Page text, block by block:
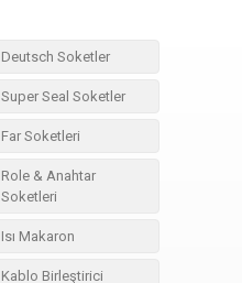
Deutsch Soketler
Super Seal Soketler
Far Soketleri
Role & Anahtar
Soketleri
Isı Makaron
Kablo Birleştirici